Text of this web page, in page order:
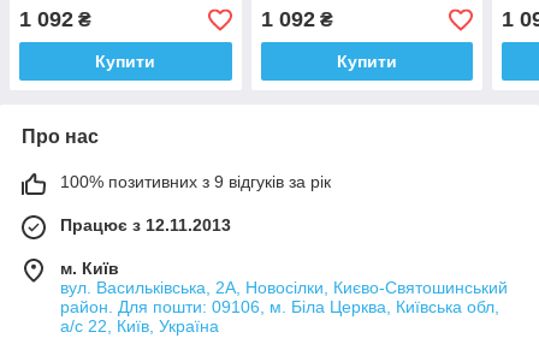
1 092 ₴
Купити
1 092₴
Купити
1
Про нас
100% позитивних з 9 відгуків за рік
Працює з 12.11.2013
м. Київ
вул. Васильківська, 2А, Новосілки, Києво-Святошинський
район. Для пошти: 09106, м. Біла Церква, Київська обл,
а/с 22, Київ, Україна